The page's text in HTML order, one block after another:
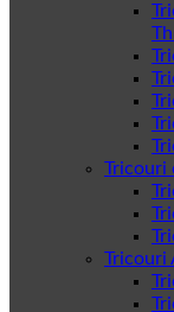
Tricouri
Tricouri